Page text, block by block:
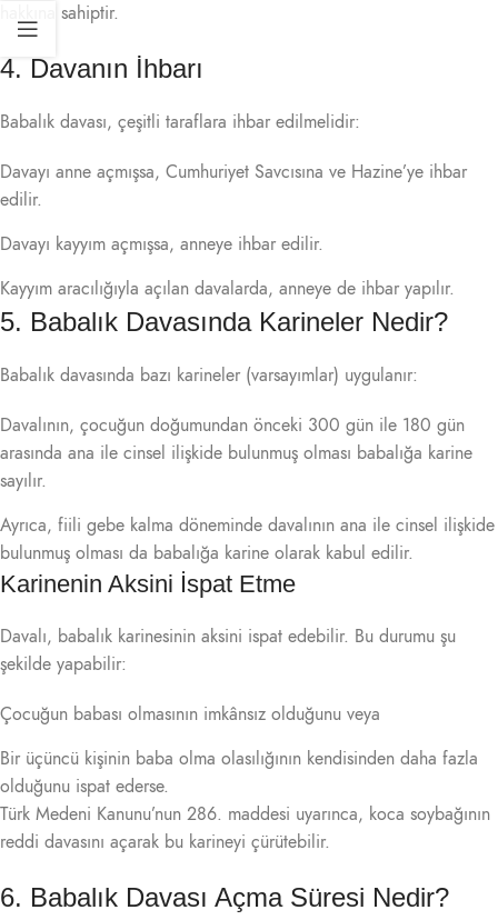
hakkına sahiptir.
4. Davanın İhbarı
Babalık davası, çeşitli taraflara ihbar edilmelidir:
Davayı anne açmışsa, Cumhuriyet Savcısına ve Hazine’ye ihbar
edilir.
Davayı kayyım açmışsa, anneye ihbar edilir.
Kayyım aracılığıyla açılan davalarda, anneye de ihbar yapılır.
5. Babalık Davasında Karineler Nedir?
Babalık davasında bazı karineler (varsayımlar) uygulanır:
Davalının, çocuğun doğumundan önceki 300 gün ile 180 gün
arasında ana ile cinsel ilişkide bulunmuş olması babalığa karine
sayılır.
Ayrıca, fiili gebe kalma döneminde davalının ana ile cinsel ilişkide
bulunmuş olması da babalığa karine olarak kabul edilir.
Karinenin Aksini İspat Etme
Davalı, babalık karinesinin aksini ispat edebilir. Bu durumu şu
şekilde yapabilir:
Çocuğun babası olmasının imkânsız olduğunu veya
Bir üçüncü kişinin baba olma olasılığının kendisinden daha fazla
olduğunu ispat ederse.
Türk Medeni Kanunu’nun 286. maddesi uyarınca, koca soybağının
reddi davasını açarak bu karineyi çürütebilir.
6. Babalık Davası Açma Süresi Nedir?